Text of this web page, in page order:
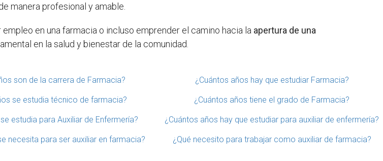
manera profesional y amable.
en una farmacia o incluso emprender el camino hacia la apertura de una
en la salud y bienestar de la comunidad.
son de la carrera de Farmacia? ¿Cuántos años hay que estudiar Farmacia?
se estudia técnico de farmacia? ¿Cuántos años tiene el grado de Farmacia?
estudia para Auxiliar de Enfermería? ¿Cuántos años hay que estudiar para auxiliar de enfermería?
necesita para ser auxiliar en farmacia? ¿Qué necesito para trabajar como auxiliar de farmacia?